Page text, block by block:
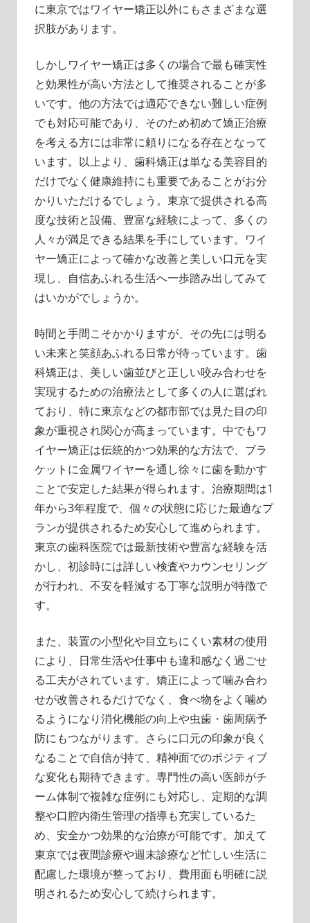
に東京ではワイヤー矯正以外にもさまざまな選
択肢があります。
しかしワイヤー矯正は多くの場合で最も確実性
と効果性が高い方法として推奨されることが多
いです。他の方法では適応できない難しい症例
でも対応可能であり、そのため初めて矯正治療
を考える方には非常に頼りになる存在となって
います。以上より、歯科矯正は単なる美容目的
だけでなく健康維持にも重要であることがお分
かりいただけるでしょう。東京で提供される高
度な技術と設備、豊富な経験によって、多くの
人々が満足できる結果を手にしています。ワイ
ヤー矯正によって確かな改善と美しい口元を実
現し、自信あふれる生活へ一歩踏み出してみて
はいかがでしょうか。
時間と手間こそかかりますが、その先には明る
い未来と笑顔あふれる日常が待っています。歯
科矯正は、美しい歯並びと正しい咬み合わせを
実現するための治療法として多くの人に選ばれ
ており、特に東京などの都市部では見た目の印
象が重視され関心が高まっています。中でもワ
イヤー矯正は伝統的かつ効果的な方法で、ブラ
ケットに金属ワイヤーを通し徐々に歯を動かす
ことで安定した結果が得られます。治療期間は1
年から3年程度で、個々の状態に応じた最適なプ
ランが提供されるため安心して進められます。
東京の歯科医院では最新技術や豊富な経験を活
かし、初診時には詳しい検査やカウンセリング
が行われ、不安を軽減する丁寧な説明が特徴で
す。
また、装置の小型化や目立ちにくい素材の使用
により、日常生活や仕事中も違和感なく過ごせ
る工夫がされています。矯正によって噛み合わ
せが改善されるだけでなく、食べ物をよく噛め
るようになり消化機能の向上や虫歯・歯周病予
防にもつながります。さらに口元の印象が良く
なることで自信が持て、精神面でのポジティブ
な変化も期待できます。専門性の高い医師がチ
ーム体制で複雑な症例にも対応し、定期的な調
整や口腔内衛生管理の指導も充実しているた
め、安全かつ効果的な治療が可能です。加えて
東京では夜間診療や週末診療など忙しい生活に
配慮した環境が整っており、費用面も明確に説
明されるため安心して続けられます。